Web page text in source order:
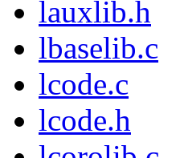
lauxlib.h
lbaselib.c
lcode.c
lcode.h